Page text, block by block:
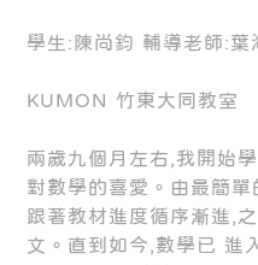
學生:陳尚鈞 輔導老師:葉
KUMON 竹東大同教室
兩歲九個月左右,我開始
對數學的喜愛。由最簡單
跟著教材進度循序漸進,
文。直到如今,數學已 進